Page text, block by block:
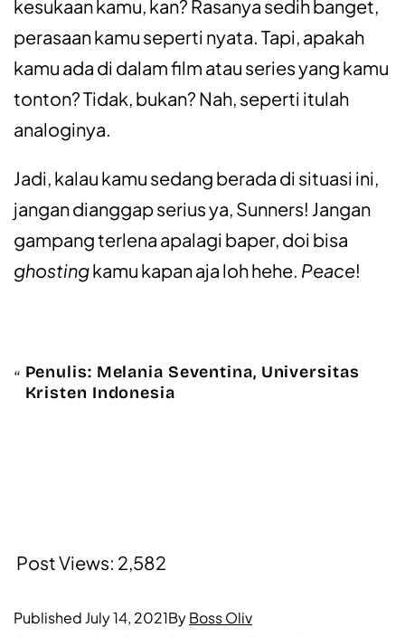
kesukaan kamu, kan? Rasanya sedih banget,
perasaan kamu seperti nyata. Tapi, apakah
kamu ada di dalam film atau series yang kamu
tonton? Tidak, bukan? Nah, seperti itulah
analoginya.
Jadi, kalau kamu sedang berada di situasi ini,
jangan dianggap serius ya, Sunners! Jangan
gampang terlena apalagi baper, doi bisa
ghostingkamu kapan aja loh hehe. Peace!
Penulis: Melania Seventina, Universitas
Kristen Indonesia
Post Views: 2,582
Published July 14, 2021ByBoss Oliv